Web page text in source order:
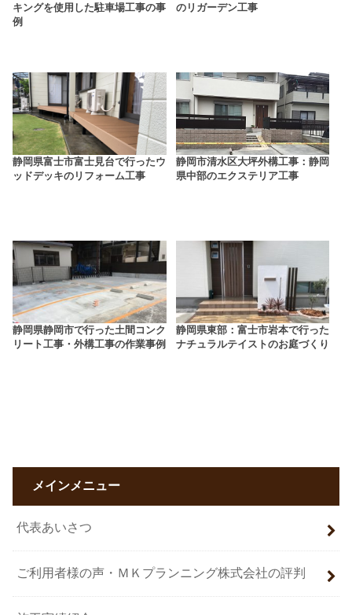
キングを使用した駐車場工事の事
例
のリガーデン工事
静岡県富士市富士見台で行ったウ
ッドデッキのリフォーム工事
静岡市清水区大坪外構工事：静岡
県中部のエクステリア工事
静岡県静岡市で行った土間コンク
リート工事・外構工事の作業事例
静岡県東部：富士市岩本で行った
ナチュラルテイストのお庭づくり
メインメニュー
代表あいさつ
ご利用者様の声・ＭＫプランニング株式会社の評判